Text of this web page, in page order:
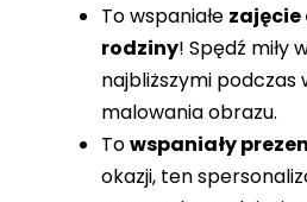
To wspaniałe zajęcie
rodziny! Spędź miły
najbliższymi podczas
malowania obrazu.
Towspaniały
okazji, ten